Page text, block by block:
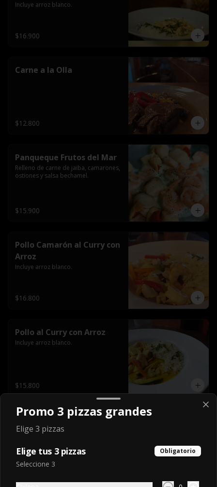
Incluye arroz blanco.
$16.900
Carne a la Olla
$12.800
Panqueque Frutos del Mar
Relleno de carne de jaiba, camarones,
ostiones y salsa bechamel.
$15.900
Pollo Camarón al Curry con
Arroz
Incluye arroz blanco.
$16.800
Pollo al Curry con Arroz
Incluye arroz blanco.
$15.800
Spaghetti Pomodoro y
Carne Mechada
Promo 3 pizzas grandes
Elige 3 pizzas
Elige tus 3 pizzas Obligatorio
Seleccione 3